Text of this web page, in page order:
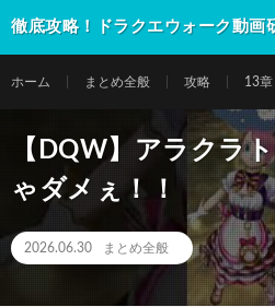
徹底攻略！ドラクエウォーク動画
ホーム まとめ全般 攻略 13章
【DQW】アラクラ
ゃダメぇ！！
2026.06.30 まとめ全般